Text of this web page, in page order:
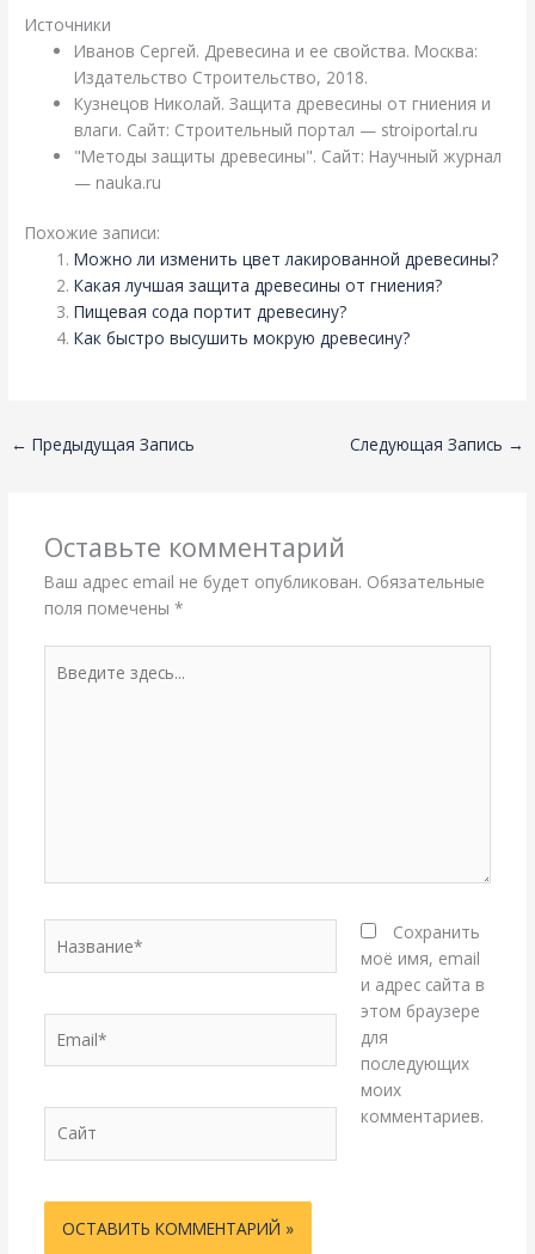
Источники
Иванов Сергей. Древесина и ее свойства. Москва:
Издательство Строительство, 2018.
Кузнецов Николай. Защита древесины от гниения и
влаги. Сайт: Строительный портал — stroiportal.ru
"Методы защиты древесины". Сайт: Научный журнал
— nauka.ru
Похожие записи:
Можно ли изменить цвет лакированной древесины?
Какая лучшая защита древесины от гниения?
Пищевая сода портит древесину?
Как быстро высушить мокрую древесину?
← Предыдущая Запись Следующая Запись →
Оставьте комментарий
Ваш адрес email не будет опубликован. Обязательные
поля помечены *
здесь...
Сохранить
моё имя, email
и адрес сайта в
этом браузере
для
последующих
моих
комментариев.